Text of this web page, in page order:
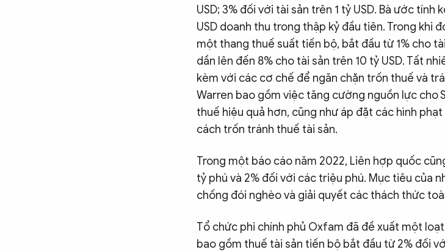
USD; 3% đối với tài sản trên 1 tỷ USD. Bà ước
USD doanh thu trong thập kỷ đầu tiên. Trong khi
một thang thuế suất tiến bộ, bắt đầu từ 1% cho
dần lên đến 8% cho tài sản trên 10 tỷ USD. Tất
kèm với các cơ chế để ngăn chặn trốn thuế và
Warren bao gồm việc tăng cường nguồn lực cho
thuế hiệu quả hơn, cũng như áp đặt các hình
cách trốn tránh thuế tài sản.
Trong một báo cáo năm 2022, Liên hợp quốc
tỷ phú và 2% đối với các triệu phú. Mục tiêu của
chống đói nghèo và giải quyết các thách thức
Tổ chức phi chính phủ Oxfam đã đề xuất một
bao gồm thuế tài sản tiến bộ bắt đầu từ 2% đối